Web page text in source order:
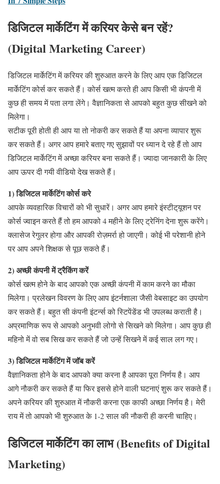
डिजिटल मार्केटिंग में करियर केसे बन रहें?
(Digital Marketing Career)
डिजिटल मार्केटिंग में करियर की शुरुआत करने के लिए आप एक डिजिटल
मार्केटिंग कोर्स कर सकते हैं। कोर्स खत्म करते ही आप किसी भी कंपनी में
कुछ ही समय में पता लगा लेंगे। वैज्ञानिकता से आपको बहुत कुछ सीखने को
मिलेगा।
सटीक पूरी होती ही आप या तो नोकरी कर सकते हैं या अपना व्यापार शुरू
कर सकते हैं। अगर आप हमारे बताए गए सुझावों पर ध्यान दे रहे हैं तो आप
डिजिटल मार्केटिंग में अच्छा करियर बना सकते हैं। ज्यादा जानकारी के लिए
आप ऊपर दी गयी वीडियो देख सकते हैं।
1) डिजिटल मार्केटिंग कोर्स करे
आपके व्यवहारिक विचारों को भी सुधारें। अगर आप हमारे इंस्टीट्यूशन पर
कोर्स ज्वाइन करते हैं तो हम आपको 4 महीने के लिए ट्रेनिंग देना शुरू करेंगे।
क्लासेज रेगुलर होगा और आपकी रोज़मर्रा हो जाएगी। कोई भी परेशानी होने
पर आप अपने शिक्षक से पूछ सकते हैं।
2) अच्छी कंपनी में ट्रैकिंग करें
कोर्स खत्म होने के बाद आपको एक अच्छी कंपनी में काम करने का मौका
मिलेगा। प्रलेखन विवरण के लिए आप इंटर्नशाला जैसी वेबसाइट का उपयोग
कर सकते हैं। बहुत सी कंपनी इंटर्न्स को स्टिपेंडेंड भी उपलब्ध कराती है।
अप्रमाणिक रूप से आपको अनुभवी लोगो से सिखने को मिलेगा। आप कुछ ही
महिनो में वो सब सिख कर सकते हैं जो उन्हें सिखने में कई साल लग गए।
3) डिजिटल मार्केटिंग में जॉब करें
वैज्ञानिकता होने के बाद आपको क्या करना है आपका पूरा निर्णय है। आप
आगे नौकरी कर सकते हैं या फिर इससे होने वाली घटनाएं शुरू कर सकते हैं।
अपने करियर की शुरुआत में नौकरी करना एक काफी अच्छा निर्णय है। मेरी
राय में तो आपको भी शुरुआत के 1-2 साल की नौकरी ही करनी चाहिए।
डिजिटल मार्केटिंग का लाभ (Benefits of Digital
Marketing)